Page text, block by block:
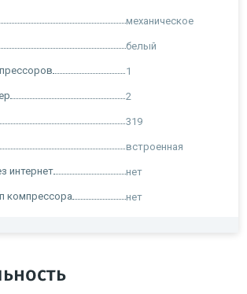
механическое
белый
1
2
319
встроенная
интернет нет
компрессора нет